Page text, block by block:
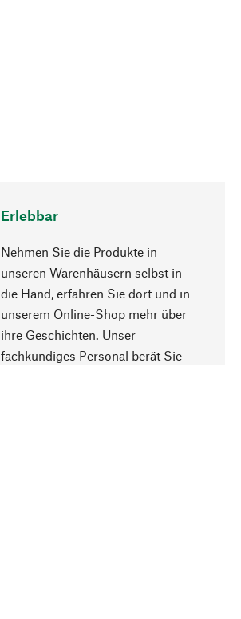
Erlebbar
Nehmen Sie die Produkte in
unseren Warenhäusern selbst in
die Hand, erfahren Sie dort und in
unserem Online-Shop mehr über
ihre Geschichten. Unser
fachkundiges Personal berät Sie